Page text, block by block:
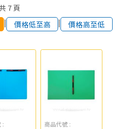
7頁
| 價格低至高 | 價格高至低
:
商品代號 :